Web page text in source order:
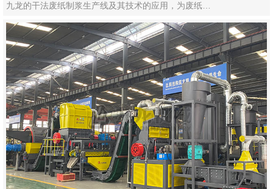
九龙的干法废纸制浆生产线及其技术的应用，为废纸…